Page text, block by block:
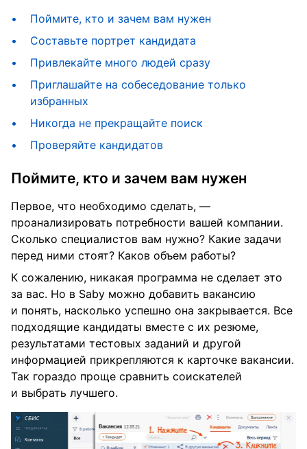
Поймите, кто и зачем вам нужен
Составьте портрет кандидата
Привлекайте много людей сразу
Приглашайте на собеседование только
избранных
Никогда не прекращайте поиск
Проверяйте кандидатов
Поймите, кто и зачем вам нужен
Первое, что необходимо сделать, —
проанализировать потребности вашей компании.
Сколько специалистов вам нужно? Какие задачи
перед ними стоят? Каков объем работы?
К сожалению, никакая программа не сделает это
за вас. Но в Saby можно добавить вакансию
и понять, насколько успешно она закрывается. Все
подходящие кандидаты вместе с их резюме,
результатами тестовых заданий и другой
информацией прикрепляются к карточке вакансии.
Так гораздо проще сравнить соискателей
и выбрать лучшего.